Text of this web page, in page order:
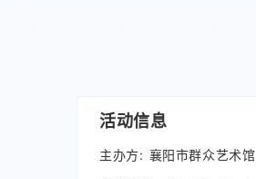
活动信息
主办方: 襄阳市群众艺术馆